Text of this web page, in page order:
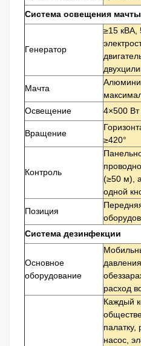
Система освещения мачты
Генератор
≥15 кВА,
Мачта
Освещение
4×500 Вт
Вращение
≥420°
Контроль
(≥50 м),
одной
Позиция
Система дезинфекции
Основное
оборудование
расход
Каждый
насос,